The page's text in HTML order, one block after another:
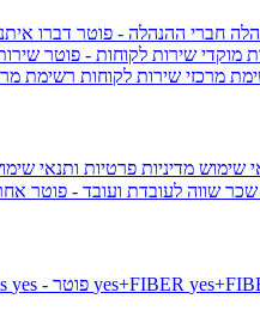
חברי ההנהלה - פוטר דברו
מוקדי שירות לקוחות - פוטר
מרכזי שירות לקוחות רשימת
שימוש מדיניות פרטיות ותנאי
שווה לעובדת ועובד - פוטר
yes+FIBER